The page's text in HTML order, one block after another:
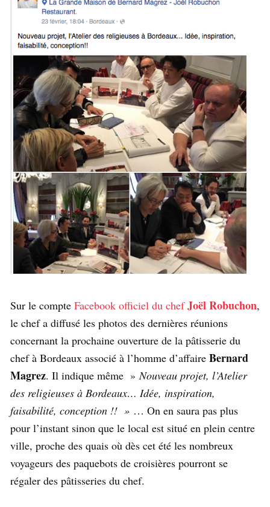
Sur le compte Facebook officiel du chefJoël Robuchon,
le chef a diffusé les photos des dernières réunions
concernant la prochaine ouverture de la pâtisserie du
chef à Bordeaux associé à l’homme d’affaire Bernard
Magrez. Il indique même »Nouveau projet, l’Atelier
des religieuses à Bordeaux… Idée, inspiration,
faisabilité, conception !! » … On en saura pas plus
pour l’instant sinon que le local est situé en plein centre
ville, proche des quais où dès cet été les nombreux
voyageurs des paquebots de croisières pourront se
régaler des pâtisseries du chef.